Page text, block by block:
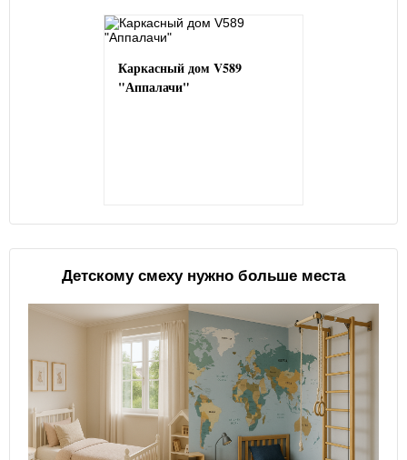
Каркасный дом V589
"Аппалачи"
Детскому смеху нужно больше места